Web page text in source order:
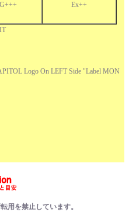
Ex++
Logo On LEFT Side "Label MON
用を禁止しています。